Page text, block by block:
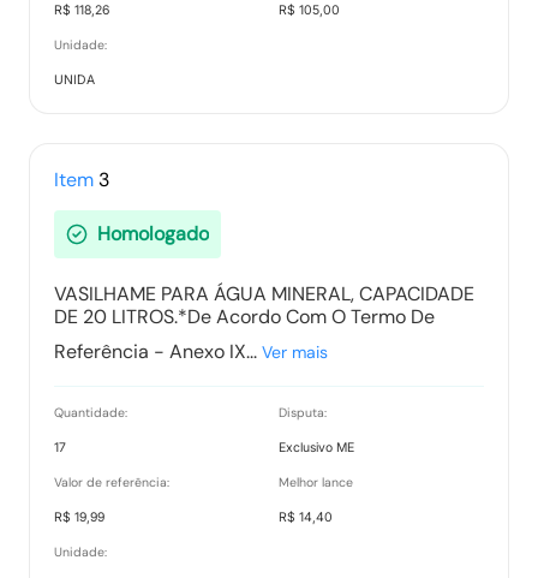
R$ 118,26 R$ 105,00
Unidade:
UNIDA
Item 3
Homologado
VASILHAME PARA ÁGUA MINERAL, CAPACIDADE
DE 20 LITROS.*De Acordo Com O Termo De
Referência - Anexo IX... Ver mais
Quantidade:
17
Disputa:
Exclusivo ME
Valor de referência:
R$ 19,99
Melhor lance
R$ 14,40
Unidade: